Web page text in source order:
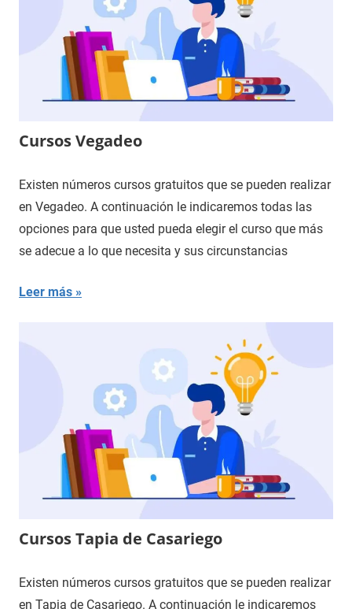
Cursos Vegadeo
Existen números cursos gratuitos que se pueden realizar
en Vegadeo. A continuación le indicaremos todas las
opciones para que usted pueda elegir el curso que más
se adecue a lo que necesita y sus circunstancias
Leer más
Cursos Tapia de Casariego
Existen números cursos gratuitos que se pueden realizar
en Tapia de Casariego. A continuación le indicaremos